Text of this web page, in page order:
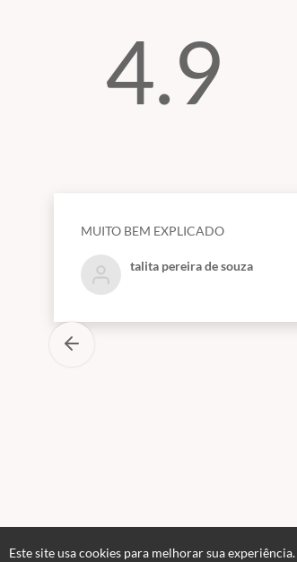
4.9
MUITO BEM EXPLICADO
talita pereira de souza
Páginas
Este site usa cookies para melhorar sua experiência.